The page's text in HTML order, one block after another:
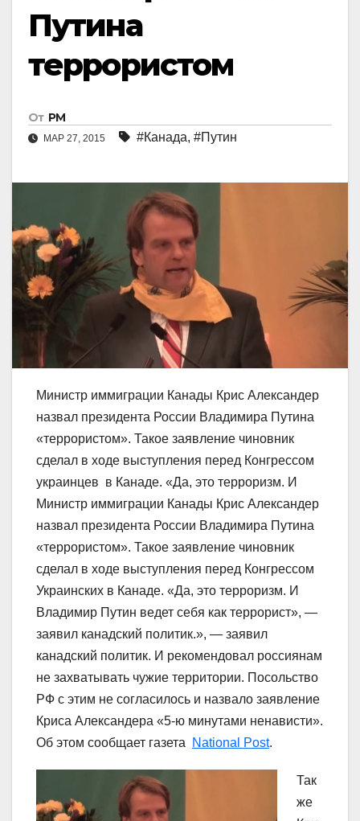
Путина
террористом
От РМ
МАР 27, 2015 #Канада, #Путин
Министр иммиграции Канады Крис Александер
назвал президента России Владимира Путина
«террористом». Такое заявление чиновник
сделал в ходе выступления перед Конгрессом
украинцев в Канаде. «Да, это терроризм. И
Министр иммиграции Канады Крис Александер
назвал президента России Владимира Путина
«террористом». Такое заявление чиновник
сделал в ходе выступления перед Конгрессом
Украинских в Канаде. «Да, это терроризм. И
Владимир Путин ведет себя как террорист», —
заявил канадский политик.», — заявил
канадский политик. И рекомендовал россиянам
не захватывать чужие территории. Посольство
РФ с этим не согласилось и назвало заявление
Криса Александера «5-ю минутами ненависти».
Об этом сообщает газета
National Post.
Так
же